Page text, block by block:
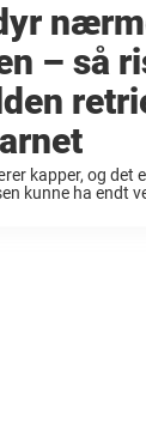
– så
kapper, og det
kunne ha endt